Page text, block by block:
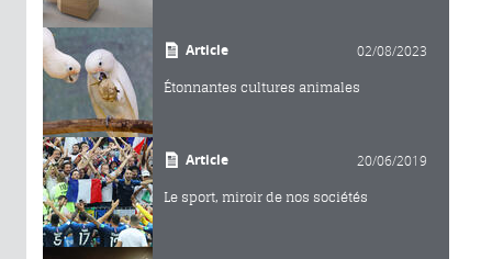
Article 02/08/2023
Étonnantes cultures animales
Article 20/06/2019
Le sport, miroir de nos sociétés